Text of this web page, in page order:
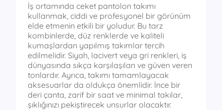
İş ortamında ceket pantolon takımı
kullanmak, ciddi ve profesyonel bir görünüm
elde etmenin etkili bir yoludur. Bu tarz
kombinlerde, düz renklerde ve kaliteli
kumaşlardan yapılmış takımlar tercih
edilmelidir. Siyah, lacivert veya gri renkleri, iş
dünyasında sıkça karşılaşılan ve güven veren
tonlardır. Ayrıca, takımı tamamlayacak
aksesuarlar da oldukça önemlidir. İnce bir
deri çanta, zarif bir saat ve minimal takılar,
şıklığınızı pekiştirecek unsurlar olacaktır.